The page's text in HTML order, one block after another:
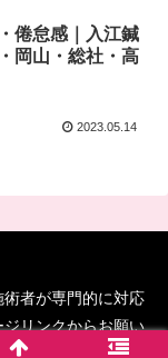
倦怠感｜入江鍼
岡山・総社・高
2023.05.14
者が専門的に対応
リンクからお願い